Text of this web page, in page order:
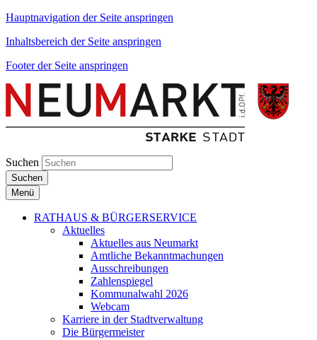
Hauptnavigation der Seite anspringen
Inhaltsbereich der Seite anspringen
Footer der Seite anspringen
Suchen
Suchen
Menü
RATHAUS & BÜRGERSERVICE
Aktuelles
Aktuelles aus Neumarkt
Amtliche Bekanntmachungen
Ausschreibungen
Zahlenspiegel
Kommunalwahl 2026
Webcam
Karriere in der Stadtverwaltung
Die Bürgermeister